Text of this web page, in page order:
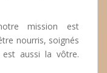
mission est
nourris, soignés
aussi la vôtre.